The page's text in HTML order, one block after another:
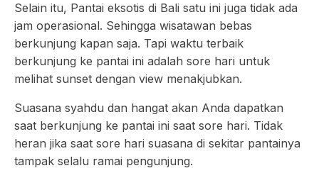
Selain itu, Pantai eksotis di Bali satu ini juga tidak ada
jam operasional. Sehingga wisatawan bebas
berkunjung kapan saja. Tapi waktu terbaik
berkunjung ke pantai ini adalah sore hari untuk
melihat sunset dengan view menakjubkan.
Suasana syahdu dan hangat akan Anda dapatkan
saat berkunjung ke pantai ini saat sore hari. Tidak
heran jika saat sore hari suasana di sekitar pantainya
tampak selalu ramai pengunjung.